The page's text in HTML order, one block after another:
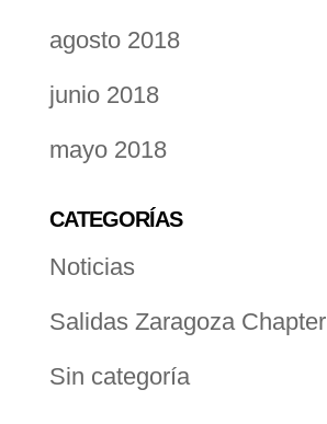
agosto 2018
junio 2018
mayo 2018
CATEGORÍAS
Noticias
Salidas Zaragoza Chapter
Sin categoría